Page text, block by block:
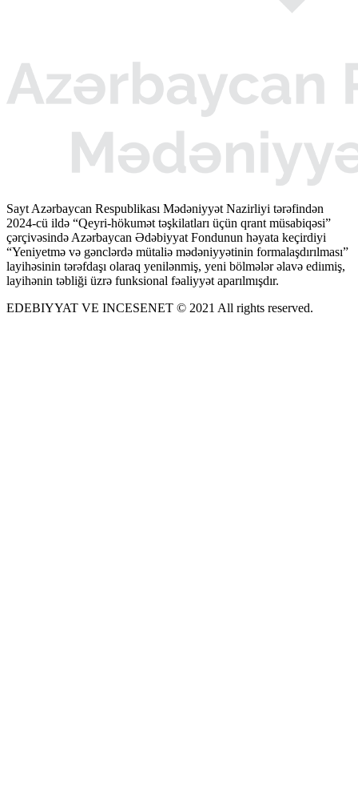
Sayt Azərbaycan Respublikası Mədəniyyət Nazirliyi tərəfindən
2024-cü ildə “Qeyri-hökumət təşkilatları üçün qrant müsabiqəsi”
çərçivəsində Azərbaycan Ədəbiyyat Fondunun həyata keçirdiyi
“Yeniyetmə və gənclərdə mütaliə mədəniyyətinin formalaşdırılması”
layihəsinin tərəfdaşı olaraq yenilənmiş, yeni bölmələr əlavə ediımiş,
layihənin təbliği üzrə funksional fəaliyyət aparılmışdır.
EDEBIYYAT VE INCESENET © 2021 All rights reserved.